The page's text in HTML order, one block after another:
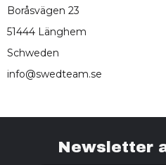
Boråsvägen 23
51444 Länghem
Schweden
info@swedteam.se
Newsletter